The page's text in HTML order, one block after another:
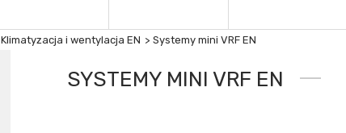
Klimatyzacja i wentylacja EN > Systemy mini VRF EN
SYSTEMY MINI VRF EN